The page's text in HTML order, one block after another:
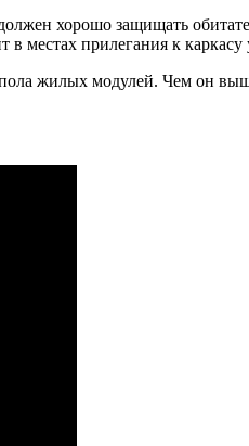
хорошо защищать
местах прилегания к
жилых модулей. Чем он